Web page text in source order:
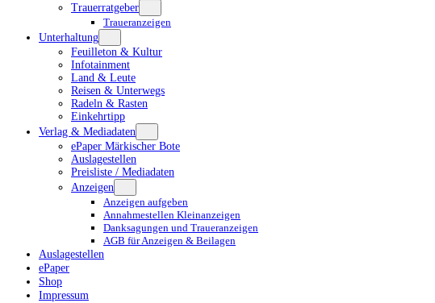
Trauerratgeber
Traueranzeigen
Unterhaltung
Feuilleton & Kultur
Infotainment
Land & Leute
Reisen & Unterwegs
Radeln & Rasten
Einkehrtipp
Verlag & Mediadaten
ePaper Märkischer Bote
Auslagestellen
Preisliste / Mediadaten
Anzeigen
Anzeigen aufgeben
Annahmestellen Kleinanzeigen
Danksagungen und Traueranzeigen
AGB für Anzeigen & Beilagen
Auslagestellen
ePaper
Shop
Impressum